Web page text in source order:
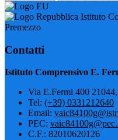
Istituto
Premezzo
Contatti
Istituto Comprensivo E.
Via E.Fermi 400
Tel: (+39) 0331212640
Email:
PEC:
C.F.: 82010620126